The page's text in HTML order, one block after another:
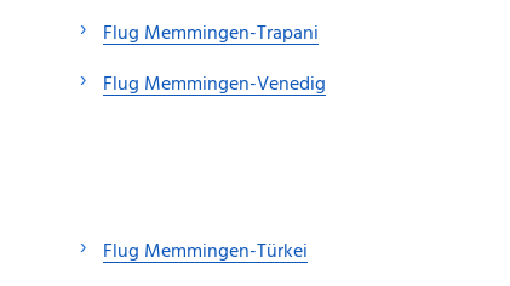
Flug Memmingen-Trapani
Flug Memmingen-Venedig
Flug Memmingen-Türkei